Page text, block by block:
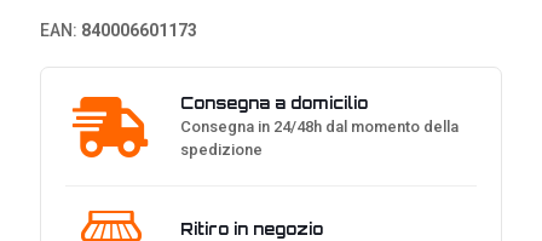
EAN: 840006601173
Consegna a domicilio
Consegna in 24/48h dal momento della
spedizione
Ritiro in negozio